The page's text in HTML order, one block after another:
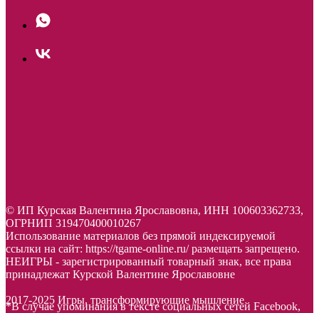
© ИП Курская Валентина Ярославовна, ИНН 100603362733,
ОГРНИП 319470400010267
Использование материалов без прямой индексируемой
ссылки на сайт: https://tgame-online.ru/ размещать запрещено.
НЕИГРЫ - зарегистрированный товарный знак, все права
принадлежат Курской Валентине Ярославовне
2017-2025 Игры, трансформирующие мышление
*В случае упоминания в тексте социальных сетей Facebook,